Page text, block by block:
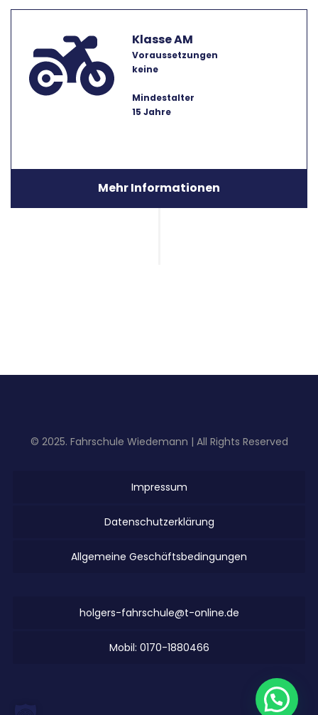
Klasse AM
Voraussetzungen
keine
Mindestalter
15 Jahre
Mehr Informationen
© 2025. Fahrschule Wiedemann | All Rights Reserved
Impressum
Datenschutzerklärung
Allgemeine Geschäftsbedingungen
holgers-fahrschule@t-online.de
Mobil: 0170-1880466